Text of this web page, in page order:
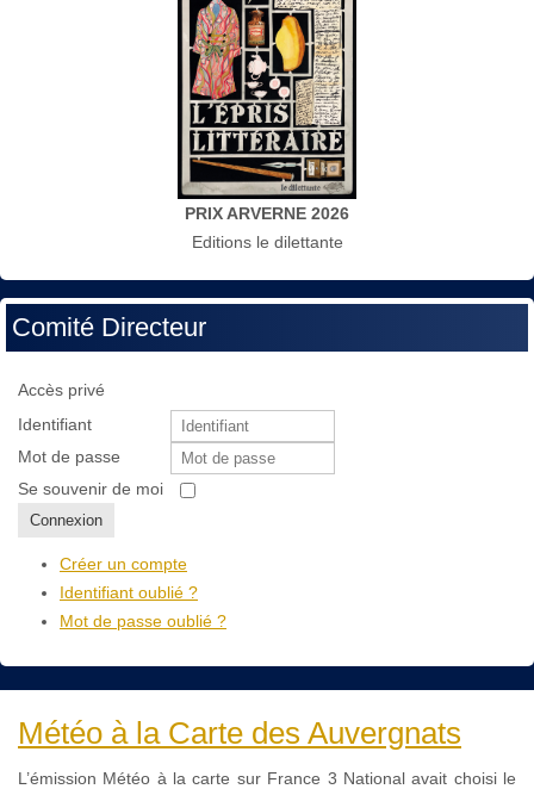
PRIX ARVERNE 2026
Editions le dilettante
Comité Directeur
Accès privé
Identifiant
Mot de passe
Se souvenir de moi
Connexion
Créer un compte
Identifiant oublié ?
Mot de passe oublié ?
Météo à la Carte des Auvergnats
L’émission Météo à la carte sur France 3 National avait choisi le